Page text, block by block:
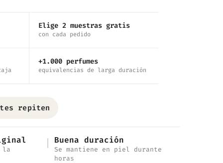
Elige 2 muestras gratis
con cada pedido
+1.000 perfumes
equivalencias de larga duración
repiten
la
Buena duración
Se mantiene en piel durante
horas